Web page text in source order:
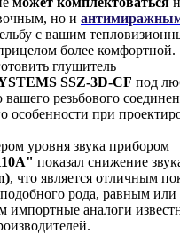
но и
с вашим
более комфортной.
глушитель
SSZ-3D-CF под
резьбового
особенности при
уровня звука прибором
показал снижение
, что является отличным
подобного рода, равным или
импортные аналоги